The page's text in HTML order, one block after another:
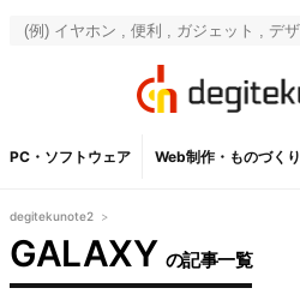
PC・ソフトウェア Web制作・ものづくり
degitekunote2 >
GALAXY の記事一覧